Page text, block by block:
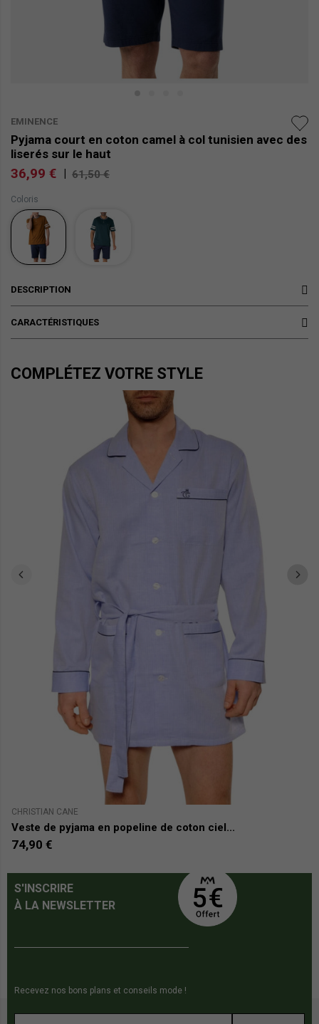
EMINENCE
Pyjama court en coton camel à col tunisien avec des
liserés sur le haut
36,99 € 61,50 €
Coloris
DESCRIPTION
CARACTÉRISTIQUES
COMPLÉTEZ VOTRE STYLE
CHRISTIAN CANE
Veste de pyjama en popeline de coton ciel...
74,90 €
S'INSCRIRE
À LA NEWSLETTER
Recevez nos bons plans et conseils mode !